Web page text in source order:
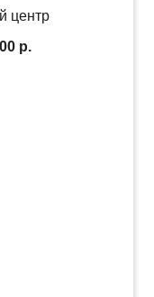
центр
р.